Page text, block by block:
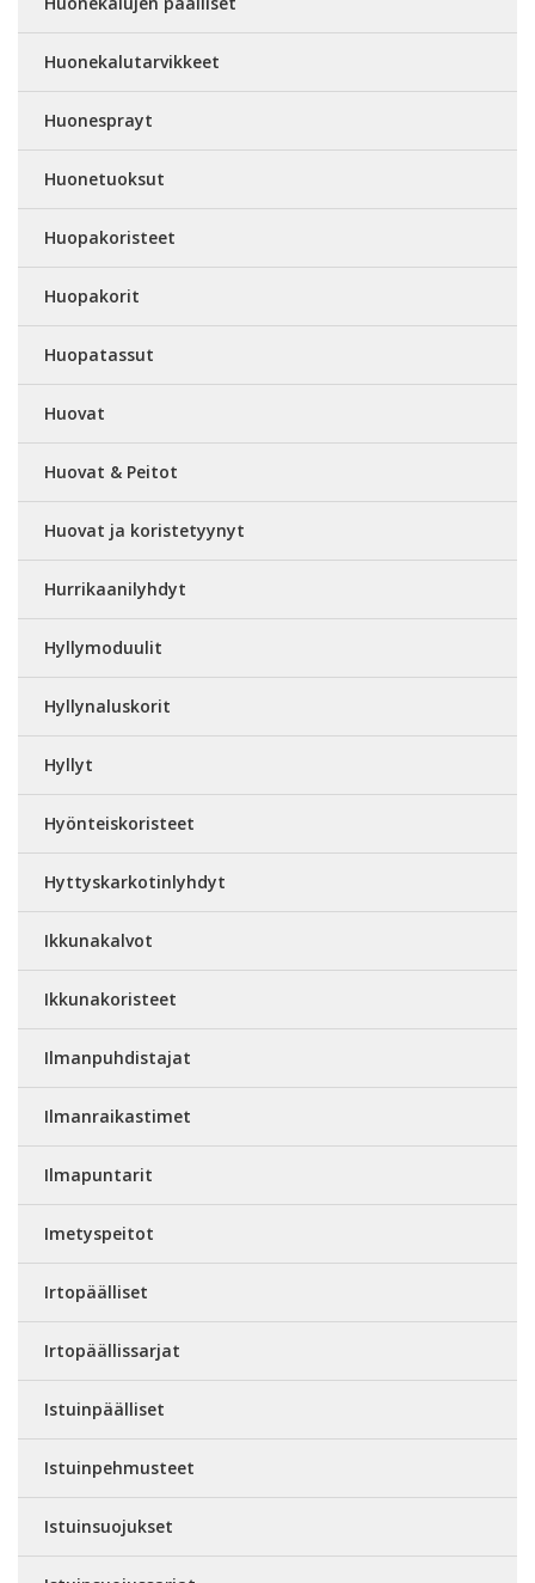
Huonekalutarvikkeet
Huonesprayt
Huonetuoksut
Huopakoristeet
Huopakorit
Huopatassut
Huovat
Huovat & Peitot
Huovat ja koristetyynyt
Hurrikaanilyhdyt
Hyllymoduulit
Hyllynaluskorit
Hyllyt
Hyönteiskoristeet
Hyttyskarkotinlyhdyt
Ikkunakalvot
Ikkunakoristeet
Ilmanpuhdistajat
Ilmanraikastimet
Ilmapuntarit
Imetyspeitot
Irtopäälliset
Irtopäällissarjat
Istuinpäälliset
Istuinpehmusteet
Istuinsuojukset